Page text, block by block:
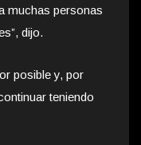
muchas personas
dijo.
posible y, por
teniendo